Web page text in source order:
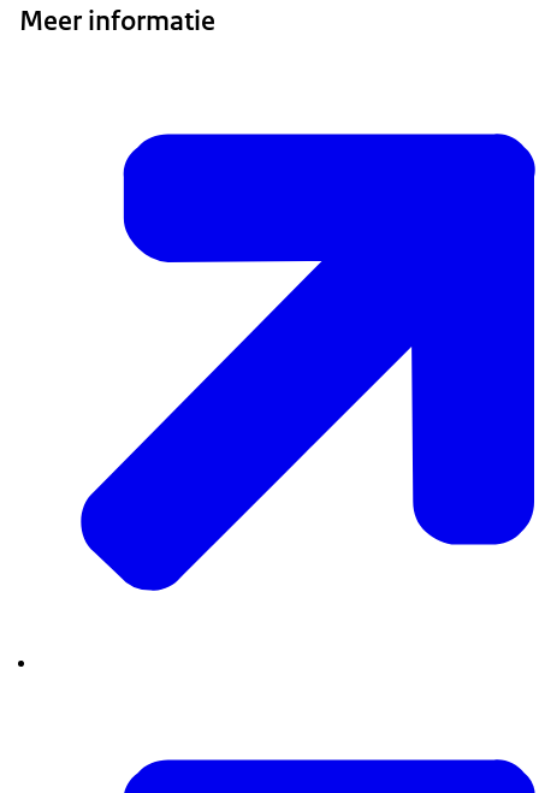
Meer informatie